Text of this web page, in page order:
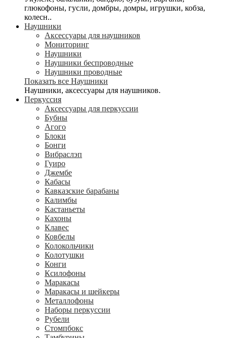
глюкофоны, гусли, домбры, домры, игрушки, кобза,
колесн..
Наушники
Аксессуары для наушников
Мониторинг
Наушники
Наушники беспроводные
Наушники проводные
Показать все Наушники
Наушники, аксессуары для наушников.
Перкуссия
Аксессуары для перкуссии
Бубны
Агого
Блоки
Бонги
Вибраслэп
Гуиро
Джембе
Кабасы
Кавказские барабаны
Калимбы
Кастаньеты
Кахоны
Клавес
Ковбелы
Колокольчики
Колотушки
Конги
Ксилофоны
Маракасы
Маракасы и шейкеры
Металлофоны
Наборы перкуссии
Рубели
Стомпбокс